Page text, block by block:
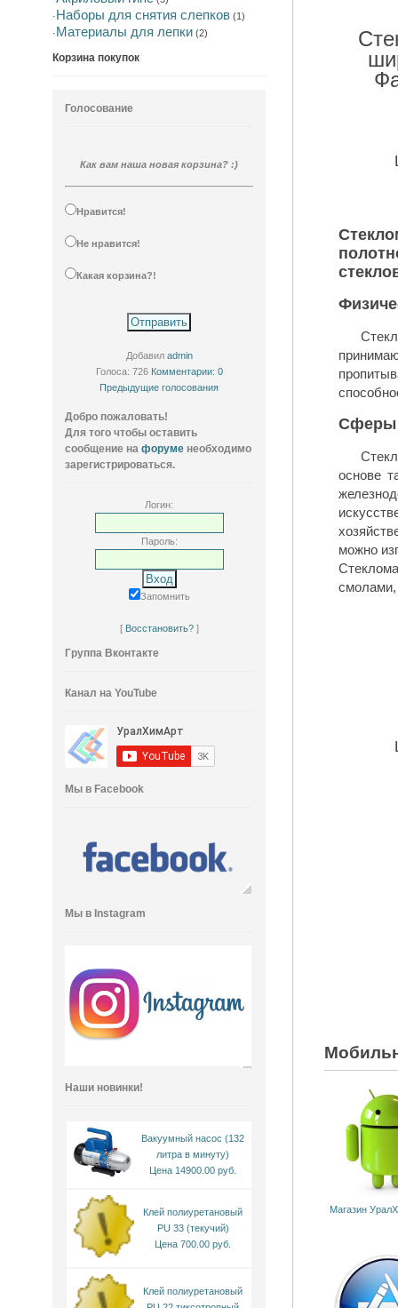
Стекломат — представляет
Сферы
основе
можно
смолами,
Магазин
·Наборы для снятия слепков (1)
·Материалы для лепки (2)
Корзина покупок
Голосование
Как вам наша новая корзина? :)
Нравится!
Не нравится!
Какая корзина?!
Добавил admin
Голоса: 726 Комментарии: 0
Предыдущие голосования
Добро пожаловать!
Для того чтобы оставить
сообщение на форуме необходимо
зарегистрироваться.
Логин:
Пароль:
Запомнить
[ Восстановить?]
Группа Вконтакте
Канал на YouTube
Мы в Facebook
Мы в Instagram
Наши новинки!
Вакуумный насос (132
литра в минуту)
Цена 14900.00 руб.
Клей полиуретановый
PU 33 (текучий)
Цена 700.00 руб.
Клей полиуретановый